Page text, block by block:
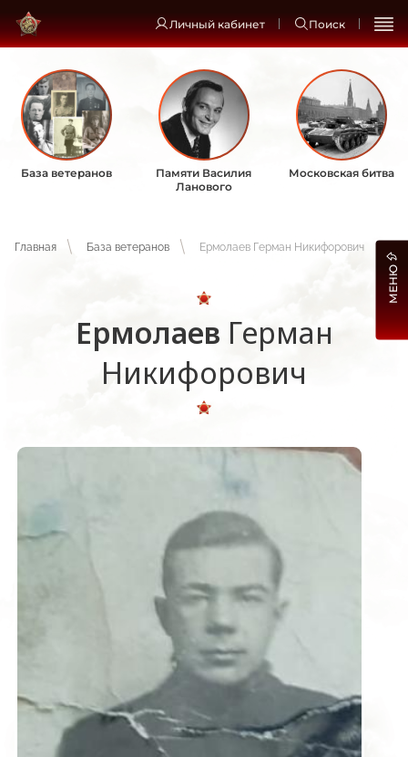
Личный кабинет Поиск
База ветеранов
Памяти Василия
Ланового
Московская битва
Главная База ветеранов Ермолаев Герман Никифорович
Ермолаев Герман
Никифорович
МЕНЮ